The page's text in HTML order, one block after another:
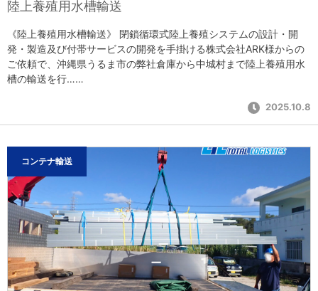
陸上養殖用水槽輸送
《陸上養殖用水槽輸送》 閉鎖循環式陸上養殖システムの設計・開
発・製造及び付帯サービスの開発を手掛ける株式会社ARK様からの
ご依頼で、沖縄県うるま市の弊社倉庫から中城村まで陸上養殖用水
槽の輸送を行……
2025.10.8
コンテナ輸送